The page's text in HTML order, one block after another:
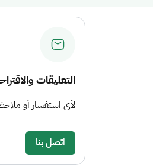
التعليقات
لأي استفسار أو
اتصل بنا